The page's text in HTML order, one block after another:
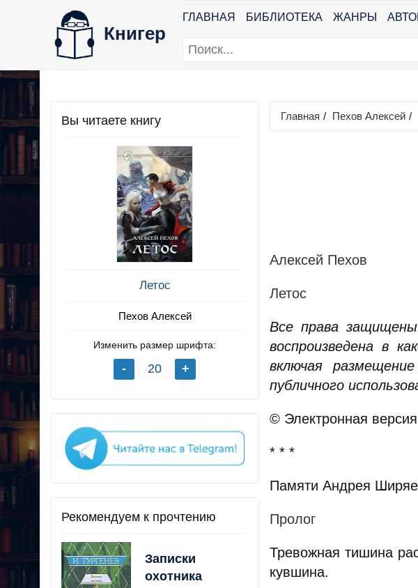
Книгер
ГЛАВНАЯ БИБЛИОТЕКА ЖАНРЫ
Вы читаете книгу
Летос
Пехов Алексей
Изменить размер шрифта:
Рекомендуем к прочтению
Записки
охотника
Главная / Пехов Алексей /
Алексей Пехов
Летос
Все права
воспроизведена в
включая
публичного
© Электронная
* * *
Памяти Андрея
Пролог
Тревожная тишина
кувшина.